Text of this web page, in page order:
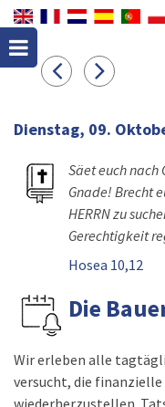
Dienstag, 09.
Säet euch
Gnade! Brecht
HERRN zu
Gerechtigkeit
Hosea 10,12
Die
Wir erleben alle
versucht, die
wiederherzustellen.